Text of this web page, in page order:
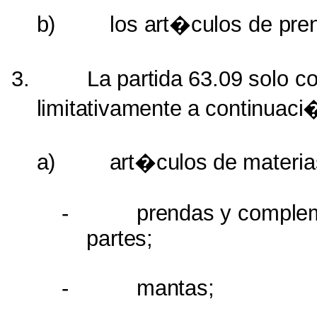
b) los art�culos de
3. La partida 63.09 solo
limitativamente a
a) art�culos de
- prendasy
partes;
- mantas;